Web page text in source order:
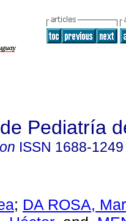
Pediatría
ISSN 1688-1249
; DA ROSA,